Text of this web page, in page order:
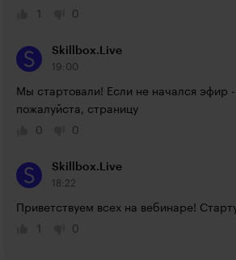
1
0
Skillbox.Live
19:00
Мы стартовали! Если не начался эфир
пожалуйста, страницу
0
0
Skillbox.Live
18:22
Приветствуем всех на вебинаре!
1
0